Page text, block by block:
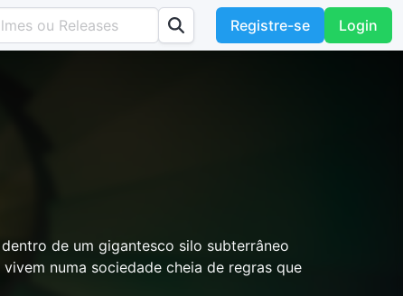
Registre-se Login
de um gigantesco silo subterrâneo
numa sociedade cheia de regras que